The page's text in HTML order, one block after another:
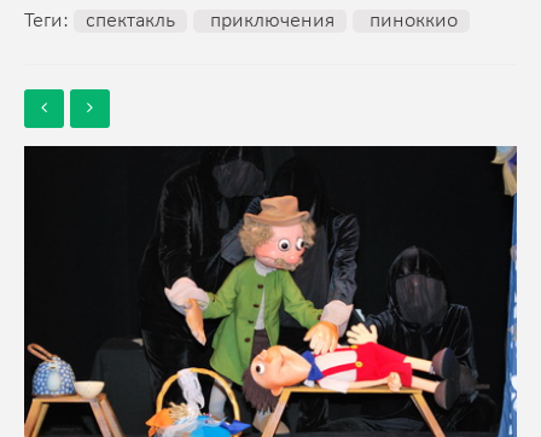
Теги: спектакль приключения пиноккио